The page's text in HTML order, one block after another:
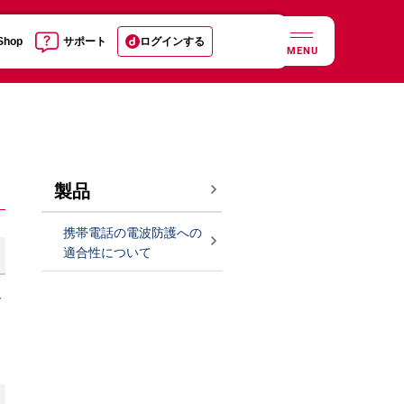
サポート ログインする
MENU
製品
携帯電話の電波防護への
適合性について